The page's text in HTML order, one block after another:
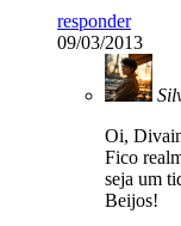
responder
09/03/2013
Oi,
Fico
seja um
Beijos!